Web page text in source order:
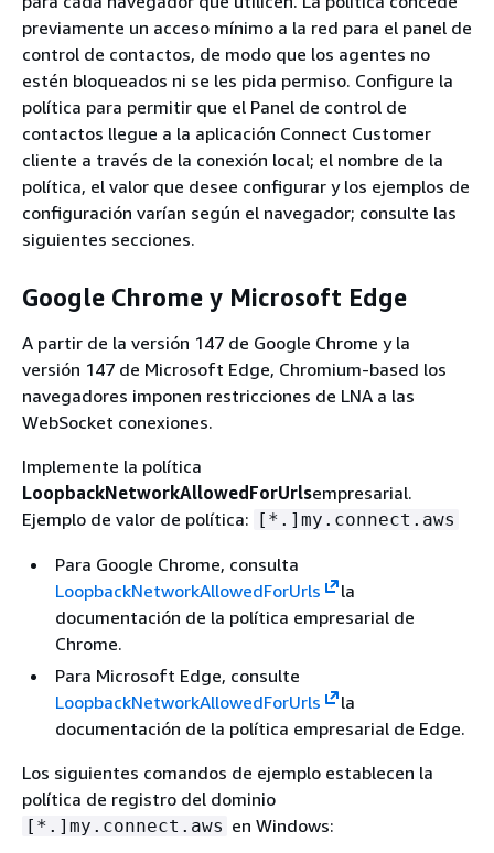
previamente un acceso mínimo a la red para el panel de
control de contactos, de modo que los agentes no
estén bloqueados ni se les pida permiso. Configure la
política para permitir que el Panel de control de
contactos llegue a la aplicación Connect Customer
cliente a través de la conexión local; el nombre de la
política, el valor que desee configurar y los ejemplos de
configuración varían según el navegador; consulte las
siguientes secciones.
Google Chrome y Microsoft Edge
A partir de la versión 147 de Google Chrome y la
versión 147 de Microsoft Edge, Chromium-based los
navegadores imponen restricciones de LNA a las
WebSocket conexiones.
Implemente la política
LoopbackNetworkAllowedForUrlsempresarial.
Ejemplo de valor de política: [*.]my.connect.aws
Para Google Chrome, consulta
LoopbackNetworkAllowedForUrls
la
documentación de la política empresarial de
Chrome.
Para Microsoft Edge, consulte
LoopbackNetworkAllowedForUrls
la
documentación de la política empresarial de Edge.
Los siguientes comandos de ejemplo establecen la
política de registro del dominio
[*.]my.connect.aws en Windows: